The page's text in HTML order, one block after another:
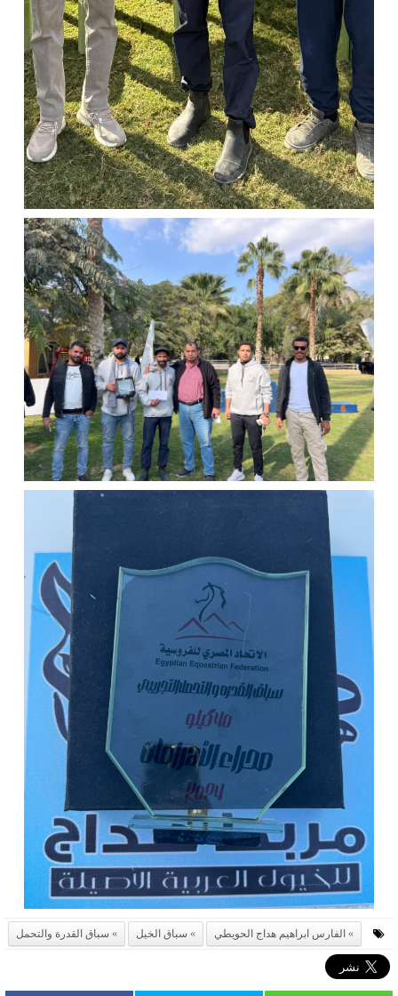
الفارس ابراهيم هداج الحويطي سباق الخيل سباق القدرة والتحمل